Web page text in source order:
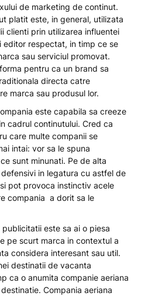
de marketing de continut.
platit este, in general, utilizata
clienti prin utilizarea influentei
editor respectat, in timp ce se
sau serviciul promovat.
pentru ca un brand sa
directa catre
marca sau produsul lor.
este capabila sa creeze
cadrul continutului. Cred ca
care multe companii se
intai: vor sa le spuna
sunt minunati. Pe de alta
in legatura cu astfel de
pot provoca instinctiv acele
compania a dorit sa le
este sa ai o piesa
pe scurt marca in contextul a
considera interesant sau util.
destinatii de vacanta
ca o anumita companie aeriana
Compania aeriana